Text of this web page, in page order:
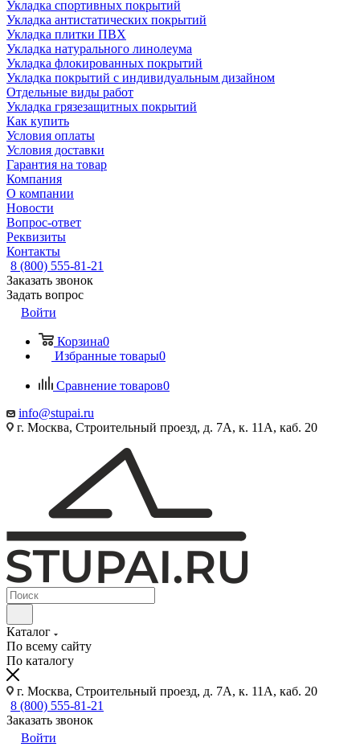
Укладка спортивных покрытий
Укладка антистатических покрытий
Укладка плитки ПВХ
Укладка натурального линолеума
Укладка флокированных покрытий
Укладка покрытий с индивидуальным дизайном
Отдельные виды работ
Укладка грязезащитных покрытий
Как купить
Условия оплаты
Условия доставки
Гарантия на товар
Компания
О компании
Новости
Вопрос-ответ
Реквизиты
Контакты
8 (800) 555-81-21
Заказать звонок
Задать вопрос
Войти
Корзина0
Избранные товары0
Сравнение товаров0
info@stupai.ru
г. Москва, Строительный проезд, д. 7А, к. 11А, каб. 20
Каталог
По всему сайту
По каталогу
г. Москва, Строительный проезд, д. 7А, к. 11А, каб. 20
8 (800) 555-81-21
Заказать звонок
Войти